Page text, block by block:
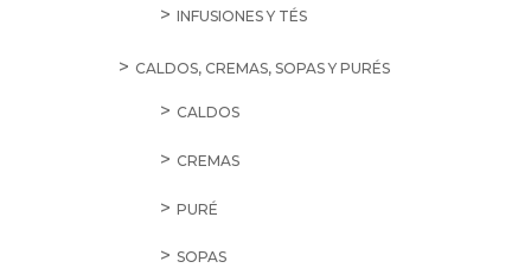
INFUSIONES Y TÉS
CALDOS, CREMAS, SOPAS Y PURÉS
CALDOS
CREMAS
PURÉ
SOPAS